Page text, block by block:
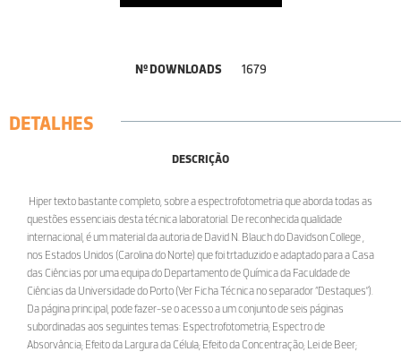
Nº DOWNLOADS 1679
DETALHES
DESCRIÇÃO
Hiper texto bastante completo, sobre a espectrofotometria que aborda todas as
questões essenciais desta técnica laboratorial. De reconhecida qualidade
internacional, é um material da autoria de David N. Blauch do Davidson College ,
nos Estados Unidos (Carolina do Norte) que foi trtaduzido e adaptado para a Casa
das Ciências por uma equipa do Departamento de Química da Faculdade de
Ciências da Universidade do Porto (Ver Ficha Técnica no separador “Destaques”).
Da página principal, pode fazer-se o acesso a um conjunto de seis páginas
subordinadas aos seguintes temas: Espectrofotometria; Espectro de
Absorvância; Efeito da Largura da Célula; Efeito da Concentração; Lei de Beer;